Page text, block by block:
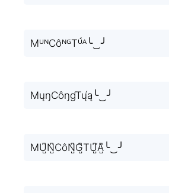
MᵁᴺCôᴺᴳTᵁ́ᴬ╰‿╯
MųŋCôŋɠTų́ą╰‿╯
MU̺͆N̺͆CôN̺͆G̺͆TU̺͆́A̺͆╰‿╯